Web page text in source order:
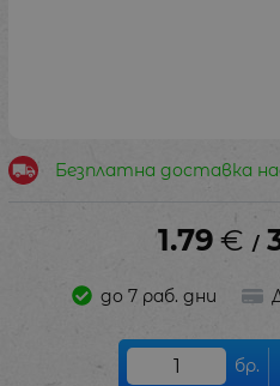
Безплатна доставка
1.79 € /
до 7 раб. дни
бр.